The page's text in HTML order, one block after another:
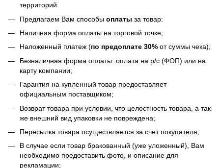
территорий.
Предлагаем Вам способы оплаты за товар:
Наличная форма оплаты на торговой точке;
Наложенный платеж (по предоплате 30% от суммы чека);
Безналичная форма оплаты: оплата на р/с (ФОП) или на
карту компании;
Гарантия на купленный товар предоставляет
официальным поставщиком;
Возврат товара при условии, что целостность товара, а так
же внешний вид упаковки не повреждена;
Пересылка товара осуществляется за счет покупателя;
В случае если товар бракованный (уже уложенный), Вам
необходимо предоставить фото, и описание для
рекламации;